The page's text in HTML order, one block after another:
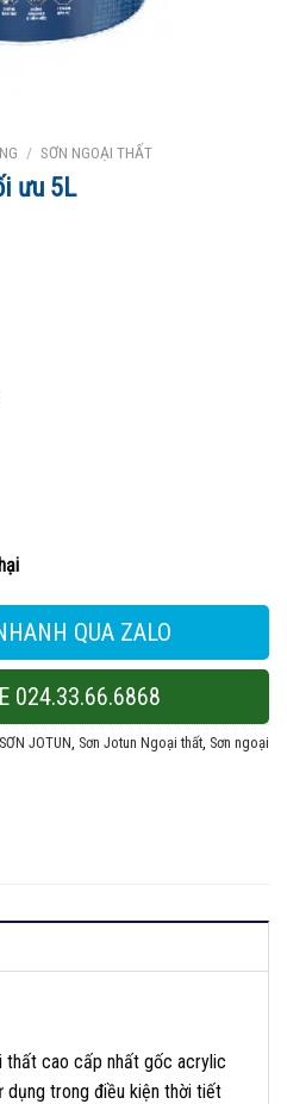
/ SƠN NGOẠI THẤT
ưu 5L
QUA ZALO
024.33.66.6868
SƠN JOTUN Sơn Jotun Ngoại thất Sơn ngoại
thất cao cấp nhất gốc acrylic
trong điều kiện thời tiết